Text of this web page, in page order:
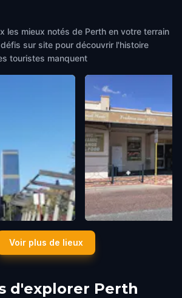
les mieux notés de Perth en votre terrain
sur site pour découvrir l'histoire
touristes manquent
Mondo Butchers
Voir plus de lieux
d'explorer Perth